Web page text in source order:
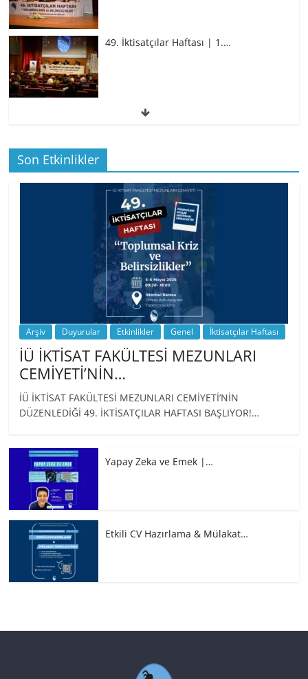
49. İktisatçılar Haftası | 1.…
49. İktisatçılar Haftası | 1.…
BİZ İKTİSATLILAR: İÇİMİZDEN BİRİ PROF.
…
Son Etkinlikler
Arşiv Duyurular Etkinlikler Genel İktisatçılar Haftası
İÜ İKTİSAT FAKÜLTESİ MEZUNLARI
CEMİYETİ’NİN…
İÜ İKTİSAT FAKÜLTESİ MEZUNLARI CEMİYETİ’NİN
DÜZENLEDİĞİ 49. İKTİSATÇILAR HAFTASI BAŞLIYOR!…
Yapay Zeka ve Emek |…
Etkili CV Hazırlama & Mülakat…